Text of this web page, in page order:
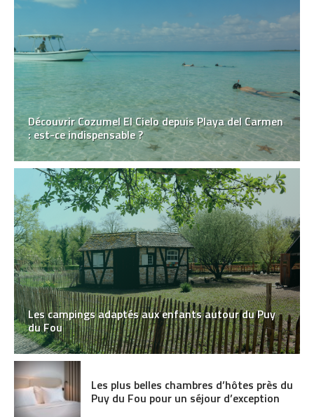
Découvrir Cozumel El Cielo depuis Playa del Carmen
: est-ce indispensable ?
Les campings adaptés aux enfants autour du Puy
du Fou
Les plus belles chambres d’hôtes près du
Puy du Fou pour un séjour d’exception